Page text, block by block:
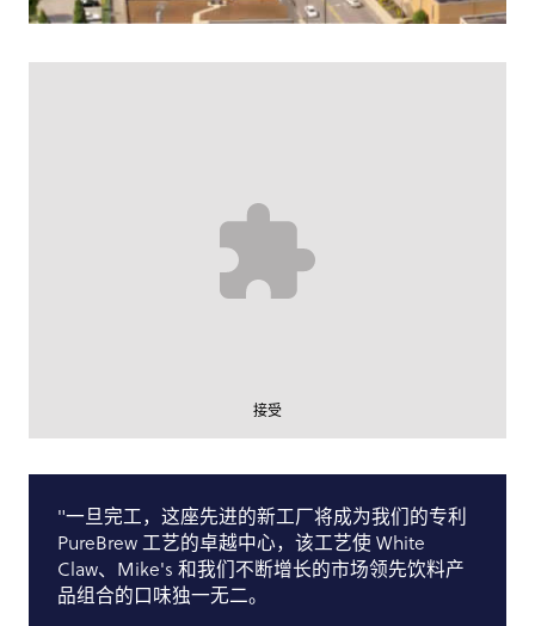
接受
"一旦完工，这座先进的新工厂将成为我们的专利
PureBrew 工艺的卓越中心，该工艺使 White
Claw、Mike's 和我们不断增长的市场领先饮料产
品组合的口味独一无二。